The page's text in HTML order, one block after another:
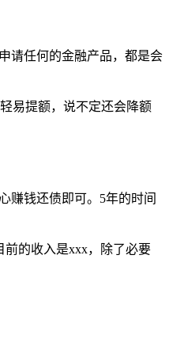
请任何的金融产品，都是会
易提额，说不定还会降额
赚钱还债即可。5年的时间
前的收入是xxx，除了必要